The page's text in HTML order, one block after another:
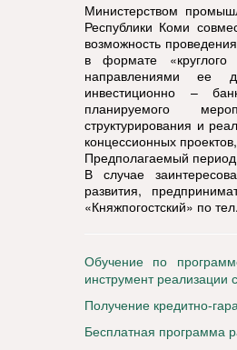
Министерством
Республики Коми
возможность
в формате
направлениями ее
инвестиционно –
планируемого
структурирования и
концессионных
Предполагаемый
В случае
развития,
«Княжпогостский» по
Обучение по
инструмент реализации
Получение кредитно-
Бесплатная программа